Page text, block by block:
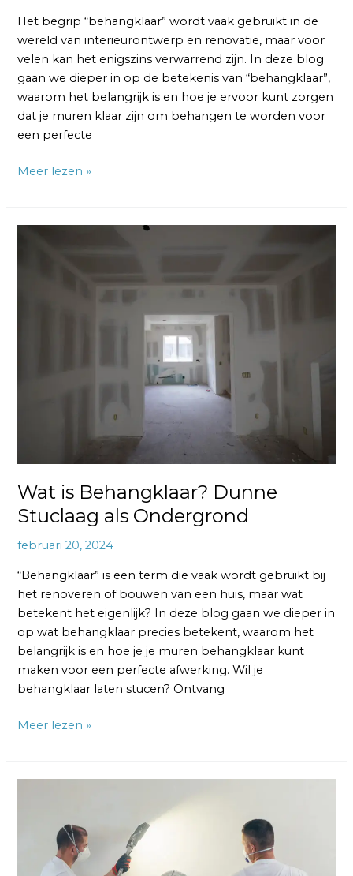
Het begrip “behangklaar” wordt vaak gebruikt in de
wereld van interieurontwerp en renovatie, maar voor
velen kan het enigszins verwarrend zijn. In deze blog
gaan we dieper in op de betekenis van “behangklaar”,
waarom het belangrijk is en hoe je ervoor kunt zorgen
dat je muren klaar zijn om behangen te worden voor
een perfecte
Meer lezen »
Wat is Behangklaar? Dunne
Stuclaag als Ondergrond
februari 20, 2024
“Behangklaar” is een term die vaak wordt gebruikt bij
het renoveren of bouwen van een huis, maar wat
betekent het eigenlijk? In deze blog gaan we dieper in
op wat behangklaar precies betekent, waarom het
belangrijk is en hoe je je muren behangklaar kunt
maken voor een perfecte afwerking. Wil je
behangklaar laten stucen? Ontvang
Meer lezen »
Perfecte